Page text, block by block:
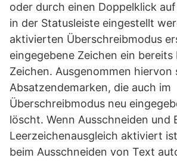
oder durch einen Doppelklick auf
in der Statusleiste eingestellt
aktivierten Überschreibmodus
eingegebene Zeichen ein bereits
Zeichen. Ausgenommen hiervon
Absatzendemarken, die auch im
Überschreibmodus neu
löscht. Wenn Ausschneiden und
Leerzeichenausgleich aktiviert
beim Ausschneiden von Text